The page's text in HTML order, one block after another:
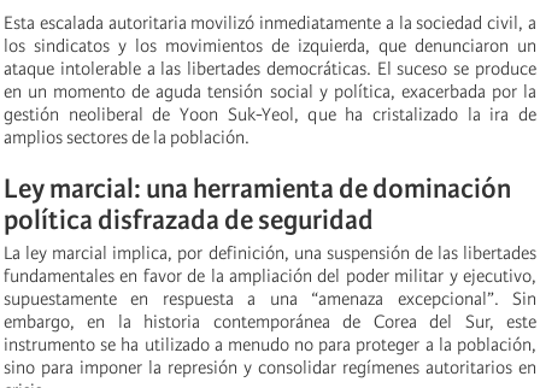
Esta escalada autoritaria movilizó inmediatamente a la sociedad civil, a
los sindicatos y los movimientos de izquierda, que denunciaron un
ataque intolerable a las libertades democráticas. El suceso se produce
en un momento de aguda tensión social y política, exacerbada por la
gestión neoliberal de Yoon Suk-Yeol, que ha cristalizado la ira de
amplios sectores de la población.
Ley marcial: una herramienta de dominación
política disfrazada de seguridad
La ley marcial implica, por definición, una suspensión de las libertades
fundamentales en favor de la ampliación del poder militar y ejecutivo,
supuestamente en respuesta a una “amenaza excepcional”. Sin
embargo, en la historia contemporánea de Corea del Sur, este
instrumento se ha utilizado a menudo no para proteger a la población,
sino para imponer la represión y consolidar regímenes autoritarios en